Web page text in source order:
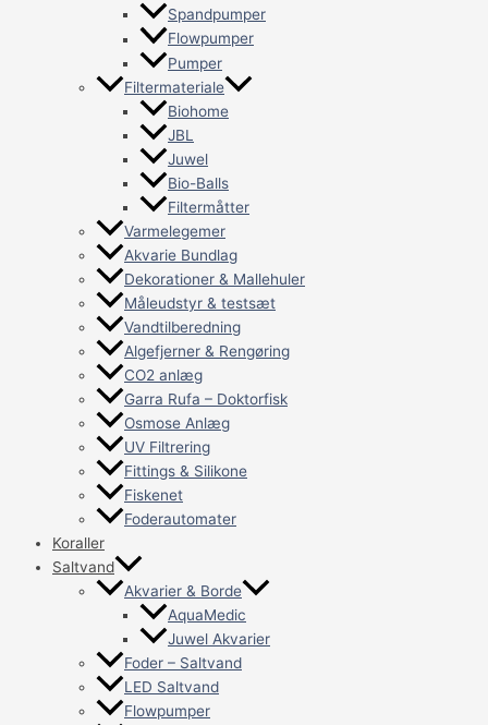
Spandpumper
Flowpumper
Pumper
Filtermateriale
Biohome
JBL
Juwel
Bio-Balls
Filtermåtter
Varmelegemer
Akvarie Bundlag
Dekorationer & Mallehuler
Måleudstyr & testsæt
Vandtilberedning
Algefjerner & Rengøring
CO2 anlæg
Garra Rufa – Doktorfisk
Osmose Anlæg
UV Filtrering
Fittings & Silikone
Fiskenet
Foderautomater
Koraller
Saltvand
Akvarier & Borde
AquaMedic
Juwel Akvarier
Foder – Saltvand
LED Saltvand
Flowpumper